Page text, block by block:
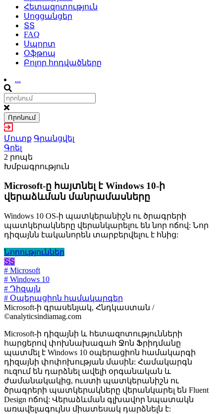
Հետազոտություն
Սոցցանցեր
ՏՏ
FAQ
Սպորտ
Օֆթոպ
Բոլոր հոդվածները
...
Որոնում
Մուտք Գրանցվել
Գրել
2 րոպե
Խմբագրություն
Microsoft-ը հայտնել է Windows 10-ի
վերաձևման մանրամասները
Windows 10 OS-ի պատկերանիշն ու ծրագրերի
պատկերակները վերանկարելու են նոր ոճով: Նոր
դիզայնն էականորեն տարբերվելու է հնից:
Նորություններ
ՏՏ
# Microsoft
# Windows 10
# Դիզայն
# Օպերացիոն համակարգեր
Microsoft-ի գրասենյակ, Հնդկաստան /
©analyticsindiamag.com
Microsoft-ի դիզայնի և հետազոտությունների
հարցերով փոխնախագահ Ջոն Ֆրիդմանը
պատմել է Windows 10 օպերացիոն համակարգի
դիզայնի փոփոխության մասին: Համակարգն
ուզում են դարձնել ավելի օրգանական և
ժամանակակից, ուստի պատկերանիշն ու
ծրագրերի պատկերակները վերանկարել են Fluent
Design ոճով: Վերաձևման գլխավոր նպատակն
առավելագույնս միատեսակ դարձնելն է: